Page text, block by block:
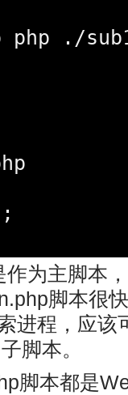
作为主脚本
脚本很
进程，应该
脚本。
脚本都是